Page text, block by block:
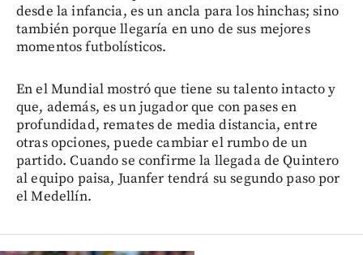
desde la infancia, es un ancla para los hinchas; sino
también porque llegaría en uno de sus mejores
momentos futbolísticos.
En el Mundial mostró que tiene su talento intacto y
que, además, es un jugador que con pases en
profundidad, remates de media distancia, entre
otras opciones, puede cambiar el rumbo de un
partido. Cuando se confirme la llegada de Quintero
al equipo paisa, Juanfer tendrá su segundo paso por
el Medellín.